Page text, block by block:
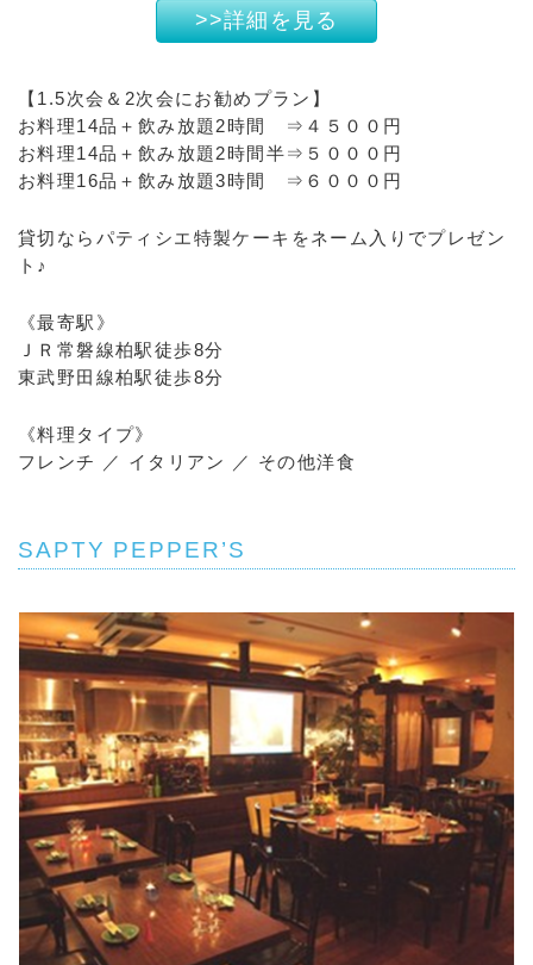
>>詳細を見る
【1.5次会＆2次会にお勧めプラン】
お料理14品＋飲み放題2時間 ⇒４５００円
お料理14品＋飲み放題2時間半⇒５０００円
お料理16品＋飲み放題3時間 ⇒６０００円
貸切ならパティシエ特製ケーキをネーム入りでプレゼン
ト♪
《最寄駅》
ＪＲ常磐線柏駅徒歩8分
東武野田線柏駅徒歩8分
《料理タイプ》
フレンチ ／ イタリアン ／ その他洋食
SAPTY PEPPER’S